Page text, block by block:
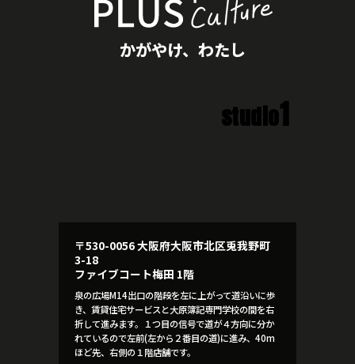
かがやけ、わたし
studio1
〒530-0056 大阪府大阪市北区兎我野町
3-18
ファイブコート梅田 1階
泉の広場M14出口の階段を左に上がって道沿いに歩
き、賃貸住宅サービスと大原簿記専門学校の間を右
折して進みます。１つ目の信号で道が４方向に分か
れているので左前(左から２番目の道)に進み、40m
ほど先、右側の１階店舗です。